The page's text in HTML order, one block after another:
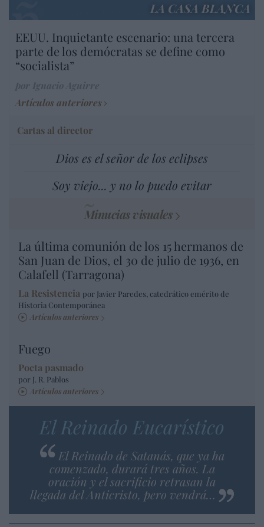
LA CASA BLANCA
EEUU. Inquietante escenario: una tercera
parte de los demócratas se define como
“socialista”
Artículos anteriores
Cartas al director
Dios es el señor de los eclipses
Soy viejo... y no lo puedo evitar
Minucias visuales
La última comunión de los 15 hermanos de
San Juan de Dios, el 30 de julio de 1936, en
Calafell (Tarragona)
La Resistencia por Javier Paredes, catedrático emérito de
Historia Contemporánea
Artículos anteriores
Fuego
Poeta pasmado
por J. R. Pablos
Artículos anteriores
El Reinado Eucarístico
El Reinado de Satanás, que ya ha
comenzado, durará tres años. La
oración y el sacrificio retrasan la
llegada del Anticristo, pero vendrá…